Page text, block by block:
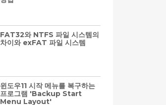
FAT32와 NTFS 파일 시스템의
차이와 exFAT 파일 시스템
윈도우11 시작 메뉴를 복구하는
프로그램 'Backup Start
Menu Layout'